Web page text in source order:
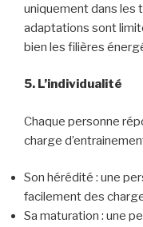
uniquement dans les
adaptations sont
bien les filières
5. L’individualité
Chaque personne
charge
Son hérédité : une
facilement des
Sa maturation : une